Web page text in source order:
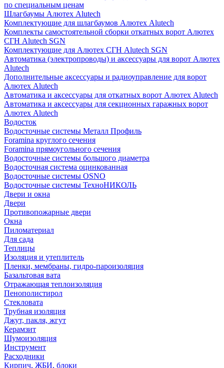
по специальным ценам
Шлагбаумы Алютех Alutech
Комплектующие для шлагбаумов Алютех Alutech
Комплекты самостоятельной сборки откатных ворот Алютех
СГН Alutech SGN
Комплектующие для Алютех СГН Alutech SGN
Автоматика (электропроводы) и аксессуары для ворот Алютех
Alutech
Дополнительные аксессуары и радиоуправление для ворот
Алютех Alutech
Автоматика и аксессуары для откатных ворот Алютех Alutech
Автоматика и аксессуары для секционных гаражных ворот
Алютех Alutech
Водосток
Водосточные системы Металл Профиль
Foramina круглого сечения
Foramina прямоугольного сечения
Водосточные системы большого диаметра
Водосточная система оцинкованная
Водосточные системы OSNO
Водосточные системы ТехноНИКОЛЬ
Двери и окна
Двери
Противопожарные двери
Окна
Пиломатериал
Для сада
Теплицы
Изоляция и утеплитель
Пленки, мембраны, гидро-пароизоляция
Базальтовая вата
Отражающая теплоизоляция
Пенополистирол
Стекловата
Трубная изоляция
Джут, пакля, жгут
Керамзит
Шумоизоляция
Инструмент
Расходники
Кирпич, ЖБИ, блоки